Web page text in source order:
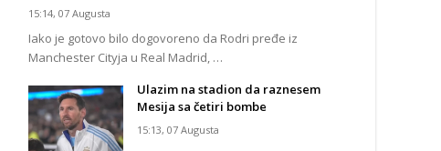
15:14, 07 Augusta
Iako je gotovo bilo dogovoreno da Rodri pređe iz
Manchester Cityja u Real Madrid, …
Ulazim na stadion da raznesem
Mesija sa četiri bombe
15:13, 07 Augusta